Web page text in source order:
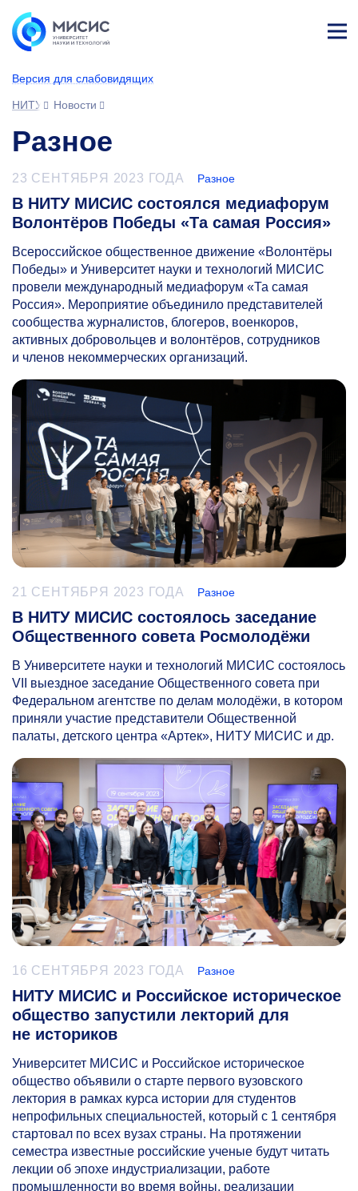
Версия для слабовидящих
НИТУ МИСИС
Новости
Разное
23 СЕНТЯБРЯ 2023 ГОДА Разное
В НИТУ МИСИС состоялся медиафорум
Волонтёров Победы «Та самая Россия»
Всероссийское общественное движение «Волонтёры
Победы» и Университет науки и технологий МИСИС
провели международный медиафорум «Та самая
Россия». Мероприятие объединило представителей
сообщества журналистов, блогеров, военкоров,
активных добровольцев и волонтёров, сотрудников
и членов некоммерческих организаций.
21 СЕНТЯБРЯ 2023 ГОДА Разное
В НИТУ МИСИС состоялось заседание
Общественного совета Росмолодёжи
В Университете науки и технологий МИСИС состоялось
VII выездное заседание Общественного совета при
Федеральном агентстве по делам молодёжи, в котором
приняли участие представители Общественной
палаты, детского центра «Артек», НИТУ МИСИС и др.
16 СЕНТЯБРЯ 2023 ГОДА Разное
НИТУ МИСИС и Российское историческое
общество запустили лекторий для
не историков
Университет МИСИС и Российское историческое
общество объявили о старте первого вузовского
лектория в рамках курса истории для студентов
непрофильных специальностей, который с 1 сентября
стартовал по всех вузах страны. На протяжении
семестра известные российские ученые будут читать
лекции об эпохе индустриализации, работе
промышленности во время войны, реализации